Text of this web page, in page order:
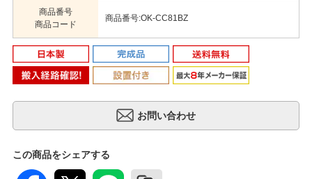
商品番号
商品コード
商品番号:OK-CC81BZ
この商品をシェアする